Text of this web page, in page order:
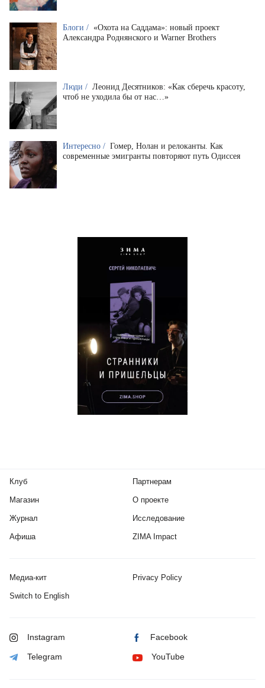
Блоги / «Охота на Саддама»: новый проект
Александра Роднянского и Warner Brothers
Люди / Леонид Десятников: «Как сберечь красоту,
чтоб не уходила бы от нас…»
Интересно / Гомер, Нолан и релоканты. Как
современные эмигранты повторяют путь Одиссея
Клуб
Магазин
Журнал
Афиша
Партнерам
О проекте
Исследование
ZIMA Impact
Медиа-кит Privacy Policy
Switch to English
Instagram Facebook
Telegram YouTube